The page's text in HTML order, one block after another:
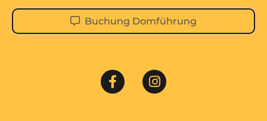
Buchung Domführung